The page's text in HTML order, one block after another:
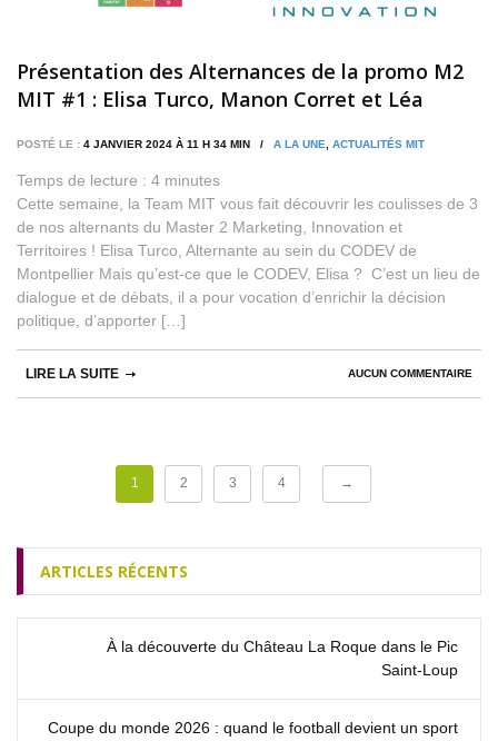
Présentation des Alternances de la promo M2
MIT #1 : Elisa Turco, Manon Corret et Léa
POSTÉ LE : 4 JANVIER 2024 À 11 H 34 MIN / A LA UNE ACTUALITÉS MIT
Temps de lecture : 4 minutes
Cette semaine, la Team MIT vous fait découvrir les coulisses de 3
de nos alternants du Master 2 Marketing, Innovation et
Territoires ! Elisa Turco, Alternante au sein du CODEV de
Montpellier Mais qu’est-ce que le CODEV, Elisa ? C’est un lieu de
dialogue et de débats, il a pour vocation d’enrichir la décision
politique, d’apporter […]
AUCUN COMMENTAIRE
LIRE LA SUITE
1 2 3 4 →
ARTICLES RÉCENTS
À la découverte du Château La Roque dans le Pic
Saint‑Loup
Coupe du monde 2026 : quand le football devient un sport